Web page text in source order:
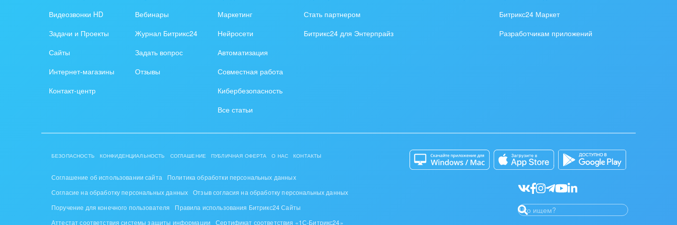
Создание сайтов
Интернет-магазин и CRM
внедрения
Внедрение для медицины
Внедрение онлайн-
/ Интранета
Общественно-политические
организации
СМИ, издательства,
благоустройство
Транспорт, Авиация,
автобизнес
Видеозвонки HD
Задачи и Проекты
Сайты
Интернет-магазины
Контакт-центр
Вебинары
Журнал Битрикс24
Задать вопрос
Отзывы
Маркетинг
Нейросети
Автоматизация
Совместная работа
Кибербезопасность
Все статьи
Стать партнером
Битрикс24 для Энтерпрайз
Битрикс24 Маркет
Разработчикам приложений
БЕЗОПАСНОСТЬ КОНФИДЕНЦИАЛЬНОСТЬ СОГЛАШЕНИЕ ПУБЛИЧНАЯ ОФЕРТА О НАС КОНТАКТЫ
Соглашение об использовании сайта
Политика обработки персональных данных
Согласие на обработку персональных данных Отзыв согласия на обработку персональных данных
Поручение для конечного пользователя
Правила использования Битрикс24 Сайты
Аттестат соответствия системы защиты информации
Сертификат соответствия «1С-Битрикс24»